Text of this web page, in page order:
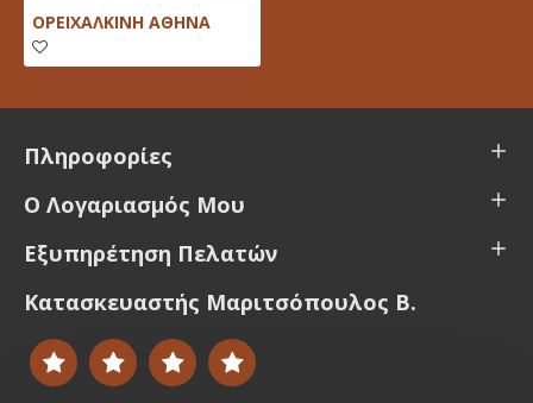
ΟΡΕΙΧΑΛΚΙΝΗ ΑΘΗΝΑ
Πληροφορίες
Ο Λογαριασμός Μου
Εξυπηρέτηση Πελατών
Κατασκευαστής Μαριτσόπουλος Β.